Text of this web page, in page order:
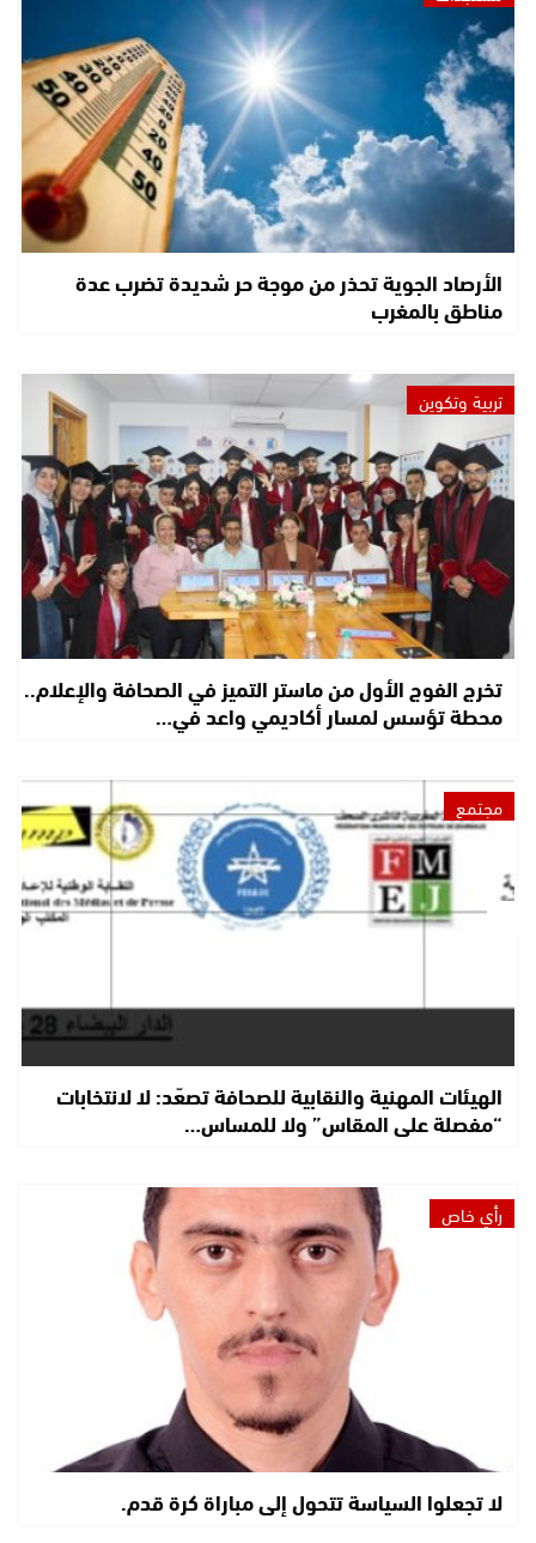
الأرصاد الجوية تحذر من موجة حر شديدة تضرب عدة
مناطق بالمغرب
تربية وتكوين
تخرج الفوج الأول من ماستر التميز في الصحافة والإعلام..
محطة تؤسس لمسار أكاديمي واعد في…
مجتمع
الهيئات المهنية والنقابية للصحافة تصعّد: لا لانتخابات
“مفصلة على المقاس” ولا للمساس…
رأي خاص
لا تجعلوا السياسة تتحول إلى مباراة كرة قدم.